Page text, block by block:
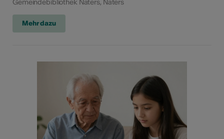
Gemeindebibliothek Naters, Naters
Mehr dazu